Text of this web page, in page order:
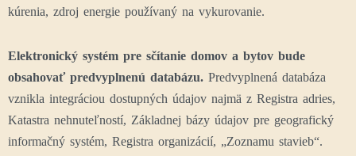
kúrenia, zdroj energie používaný na vykurovanie.
Elektronický systém pre sčítanie domov a bytov bude
obsahovať predvyplnenú databázu. Predvyplnená databáza
vznikla integráciou dostupných údajov najmä z Registra adries,
Katastra nehnuteľností, Základnej bázy údajov pre geografický
informačný systém, Registra organizácií, „Zoznamu stavieb“.